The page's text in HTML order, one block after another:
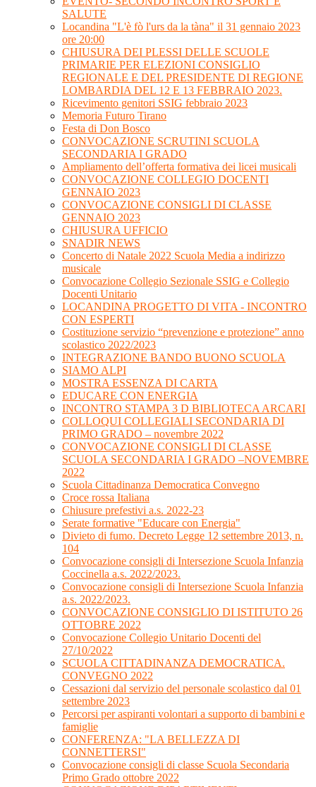
SALUTE
Locandina "L'è fò l'urs da la tàna" il 31 gennaio 2023
ore 20:00
CHIUSURA DEI PLESSI DELLE SCUOLE
PRIMARIE PER ELEZIONI CONSIGLIO
REGIONALE E DEL PRESIDENTE DI REGIONE
LOMBARDIA DEL 12 E 13 FEBBRAIO 2023.
Ricevimento genitori SSIG febbraio 2023
Memoria Futuro Tirano
Festa di Don Bosco
CONVOCAZIONE SCRUTINI SCUOLA
SECONDARIA I GRADO
Ampliamento dell’offerta formativa dei licei musicali
CONVOCAZIONE COLLEGIO DOCENTI
GENNAIO 2023
CONVOCAZIONE CONSIGLI DI CLASSE
GENNAIO 2023
CHIUSURA UFFICIO
SNADIR NEWS
Concerto di Natale 2022 Scuola Media a indirizzo
musicale
Convocazione Collegio Sezionale SSIG e Collegio
Docenti Unitario
LOCANDINA PROGETTO DI VITA - INCONTRO
CON ESPERTI
Costituzione servizio “prevenzione e protezione” anno
scolastico 2022/2023
INTEGRAZIONE BANDO BUONO SCUOLA
SIAMO ALPI
MOSTRA ESSENZA DI CARTA
EDUCARE CON ENERGIA
INCONTRO STAMPA 3 D BIBLIOTECA ARCARI
COLLOQUI COLLEGIALI SECONDARIA DI
PRIMO GRADO – novembre 2022
CONVOCAZIONE CONSIGLI DI CLASSE
SCUOLA SECONDARIA I GRADO –NOVEMBRE
2022
Scuola Cittadinanza Democratica Convegno
Croce rossa Italiana
Chiusure prefestivi a.s. 2022-23
Serate formative "Educare con Energia"
Divieto di fumo. Decreto Legge 12 settembre 2013, n.
104
Convocazione consigli di Intersezione Scuola Infanzia
Coccinella a.s. 2022/2023.
Convocazione consigli di Intersezione Scuola Infanzia
a.s. 2022/2023.
CONVOCAZIONE CONSIGLIO DI ISTITUTO 26
OTTOBRE 2022
Convocazione Collegio Unitario Docenti del
27/10/2022
SCUOLA CITTADINANZA DEMOCRATICA.
CONVEGNO 2022
Cessazioni dal servizio del personale scolastico dal 01
settembre 2023
Percorsi per aspiranti volontari a supporto di bambini e
famiglie
CONFERENZA: "LA BELLEZZA DI
CONNETTERSI"
Convocazione consigli di classe Scuola Secondaria
Primo Grado ottobre 2022